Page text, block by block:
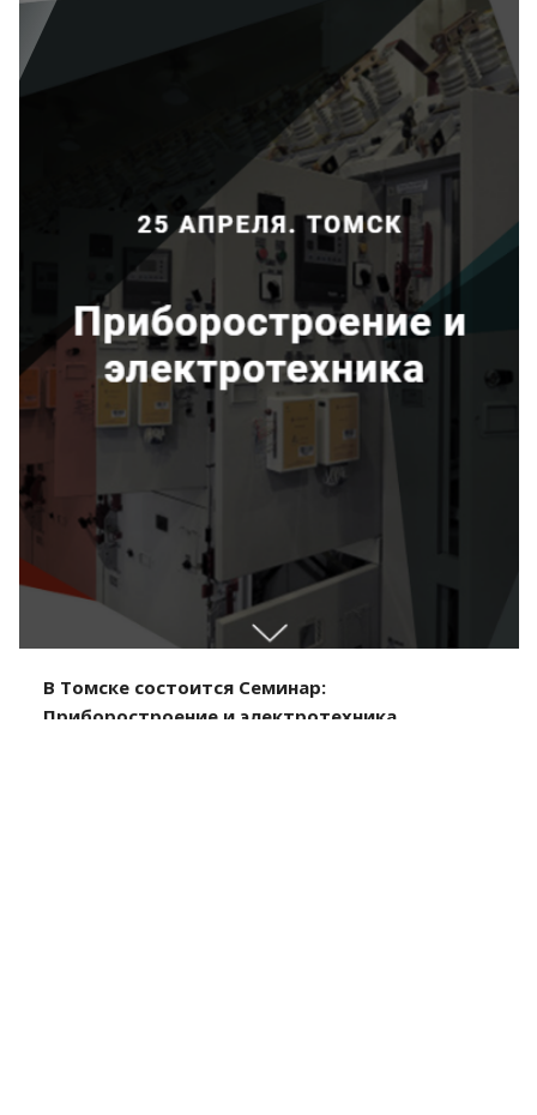
В Томске состоится Семинар:
Приборостроение и электротехника